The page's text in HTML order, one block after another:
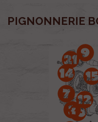
PIGNONNERIE